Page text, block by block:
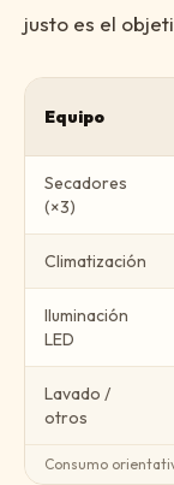
justo es el
Equipo
Secadores
(×3)
Climatización
Iluminación
LED
Lavado /
otros
Consumo